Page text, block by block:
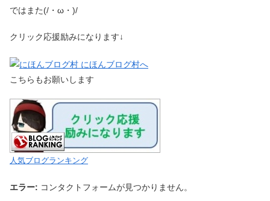
ではまた(/・ω・)/
クリック応援励みになります↓
こちらもお願いします
人気ブログランキング
エラー: コンタクトフォームが見つかりません。